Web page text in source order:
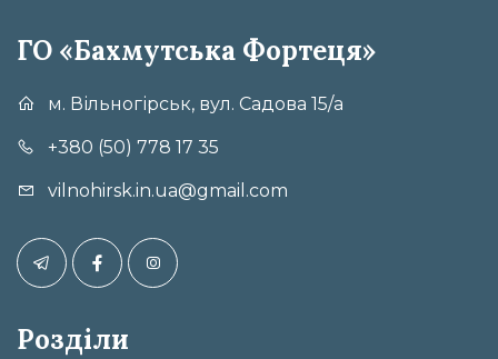
ГО «Бахмутська Фортеця»
м. Вільногірськ, вул. Садова 15/а
+380 (50) 778 17 35
vilnohirsk.in.ua@gmail.com
Розділи